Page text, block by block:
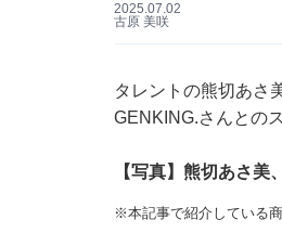
2025.07.02
古原 美咲
タレントの熊切あさ
GENKING.さんとの
【写真】熊切あさ美
※本記事で紹介している